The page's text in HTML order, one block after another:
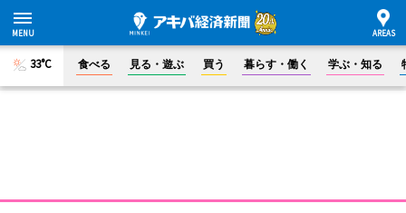
33°C 食べる 見る・遊ぶ 買う 暮らす・働く 学ぶ・知る